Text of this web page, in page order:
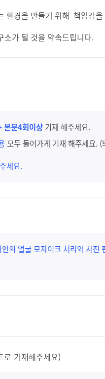
환경을 만들기 위해 책임감을
가 될 것을 약속드립니다.
본문4회이상 기재 해주세요.
모두 들어가게 기재 해주세요.
세요.
인의 얼굴 모자이크 처리와 사진
기재해주세요)